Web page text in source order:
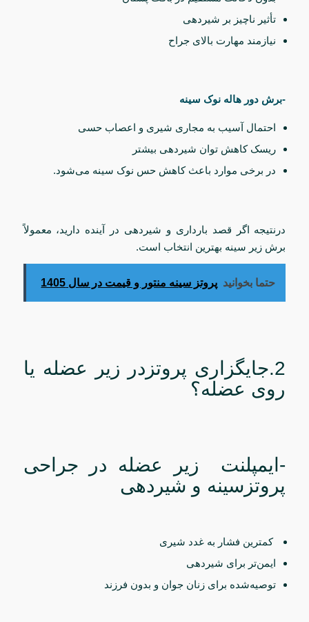
تأثیر ناچیز بر شیردهی
نیازمند مهارت بالای جراح
-برش دور هاله نوک سینه
احتمال آسیب به مجاری شیری و اعصاب حسی
ریسک کاهش توان شیردهی بیشتر
در برخی موارد باعث کاهش حس نوک سینه می‌شود.
درنتیجه اگر قصد بارداری و شیردهی در آینده دارید، معمولاً
برش زیر سینه بهترین انتخاب است.
حتما بخوانید پروتز سینه منتور و قیمت در سال 1405
2.جایگزاری پروتزدر زیر عضله یا
روی عضله؟
-ایمپلنت زیر عضله در جراحی
پروتزسینه و شیردهی
کمترین فشار به غدد شیری
ایمن‌تر برای شیردهی
توصیه‌شده برای زنان جوان و بدون فرزند